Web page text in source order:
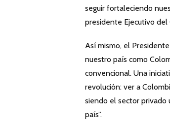
seguir fortaleciendo
presidente Ejecutivo del
Así mismo, el
nuestro país como
convencional. Una
revolución: ver a
siendo el sector privado
país”.